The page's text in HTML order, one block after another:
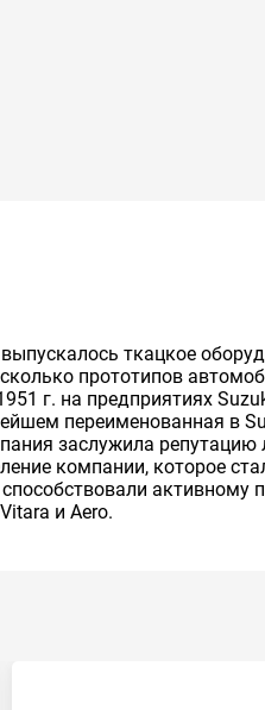
ткацкое
прототипов
г. на предприятиях
переименованная в
заслужила
компании, которое
и Aero.